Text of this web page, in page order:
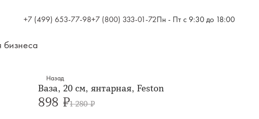
+7 (499) 653-77-98+7 (800) 333-01-72Пн - Пт с 9:30 до 18:00
бизнеса
Назад
Ваза, 20 см, янтарная, Feston
898 ₽1 280 ₽